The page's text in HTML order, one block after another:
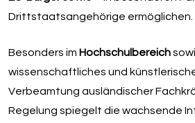
Drittstaatsangehörige ermöglichen.
Besonders im Hochschulbereich
wissenschaftliches und
Verbeamtung ausländischer
Regelung spiegelt die wachsende